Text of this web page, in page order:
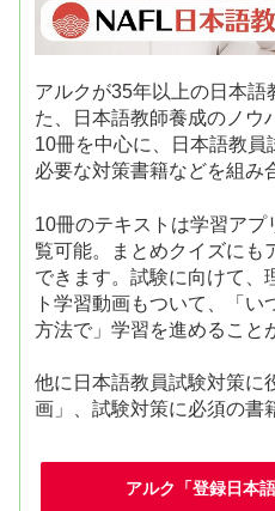
アルクが35年以上の日本語
た、日本語教師養成のノウ
10冊を中心に、日本語教
必要な対策書籍などを組み
10冊のテキストは学習アプ
覧可能。まとめクイズにも
できます。試験に向けて、
ト学習動画もついて、「
方法で」学習を進めること
他に日本語教員試験対策に
画」、試験対策に必須の書
アルク「登録日本